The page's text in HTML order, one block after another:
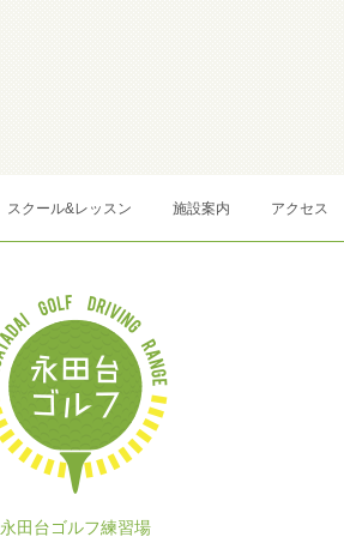
スクール&レッスン 施設案内 アクセス
永田台ゴルフ練習場